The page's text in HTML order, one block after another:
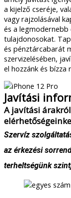
a kijelző cseréje,
vagy rajzolásával
és a legmodernebb
tulajdonosokat.
és pénztárcabarát
szervizelésében,
el hozzánk és bízza
Javítási
A javítási
Szervíz
az érkezési
terheltségünk